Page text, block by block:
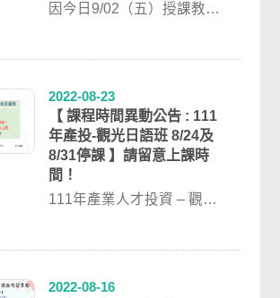
因今日9/02（五）授課教師
2022-08-23
【 課程時間異動公告 : 111
年產投-觀光日語班 8/24及
8/31停課 】請留意上課時
間！
111年產業人才投資 – 觀光
2022-08-16